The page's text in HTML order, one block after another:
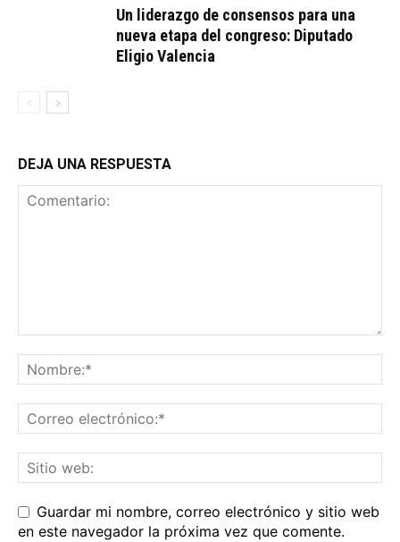
Un liderazgo de consensos para una
nueva etapa del congreso: Diputado
Eligio Valencia
DEJA UNA RESPUESTA
Guardar mi nombre, correo electrónico y sitio web
en este navegador la próxima vez que comente.